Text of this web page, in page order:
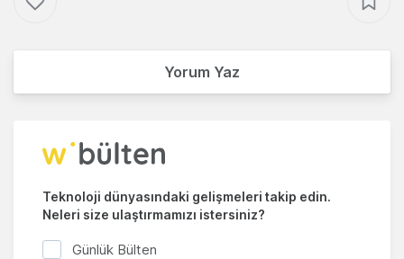
Yorum Yaz
Teknoloji dünyasındaki gelişmeleri takip edin.
Neleri size ulaştırmamızı istersiniz?
Günlük Bülten